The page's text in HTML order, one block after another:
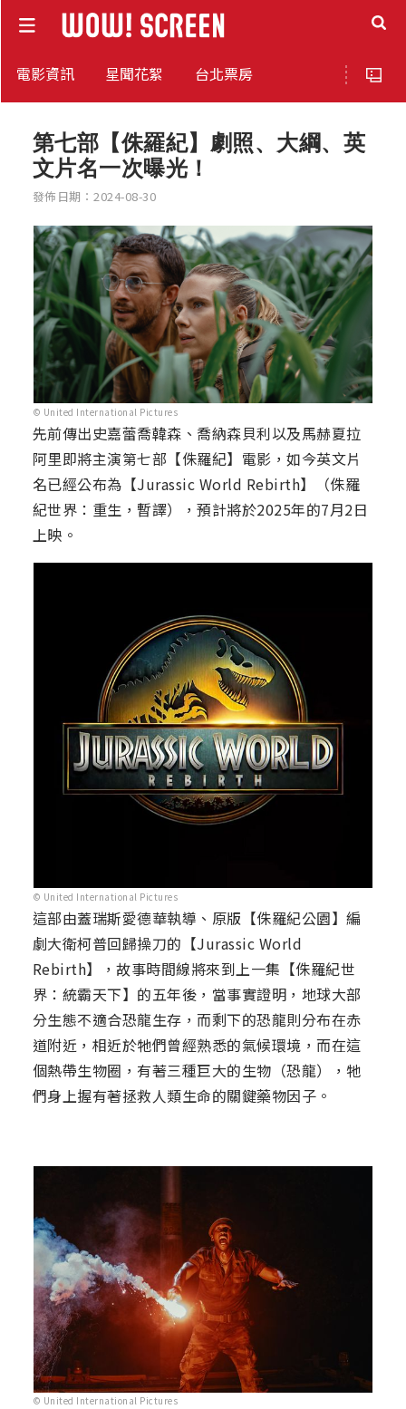
電影資訊 星聞花絮 台北票房
第七部【侏羅紀】劇照、大綱、英
文片名一次曝光！
發佈日期：2024-08-30
© United International Pictures
先前傳出史嘉蕾喬韓森、喬納森貝利以及馬赫夏拉
阿里即將主演第七部【侏羅紀】電影，如今英文片
名已經公布為【Jurassic World Rebirth】（侏羅
紀世界：重生，暫譯），預計將於2025年的7月2日
上映。
© United International Pictures
這部由蓋瑞斯愛德華執導、原版【侏羅紀公園】編
劇大衛柯普回歸操刀的【Jurassic World
Rebirth】，故事時間線將來到上一集【侏羅紀世
界：統霸天下】的五年後，當事實證明，地球大部
分生態不適合恐龍生存，而剩下的恐龍則分布在赤
道附近，相近於牠們曾經熟悉的氣候環境，而在這
個熱帶生物圈，有著三種巨大的生物（恐龍），牠
們身上握有著拯救人類生命的關鍵藥物因子。
© United International Pictures